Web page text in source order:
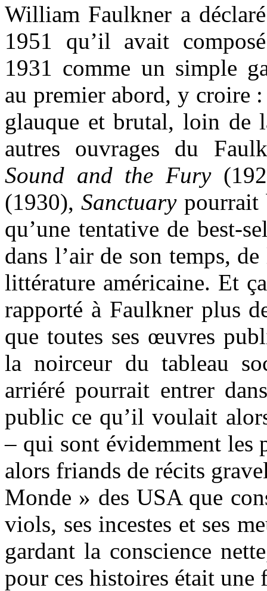
William Faulkner a
1951 qu’il avait
1931 comme un simple
au premier abord, y croire
glauque et brutal, loin de
autres ouvrages du
Sound and the Fury
(1930), Sanctuarypourrait
qu’une tentative de best-
dans l’air de son temps,
littérature américaine. Et
rapporté à Faulkner plus
que toutes ses œuvres
la noirceur du tableau
arriéré pourrait entrer
public ce qu’il voulait
– qui sont évidemment les
alors friands de récits
Monde » des USA que
viols, ses incestes et ses
gardant la conscience
pour ces histoires était une